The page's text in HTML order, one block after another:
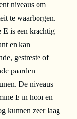
niveaus om
te waarborgen.
E is een krachtig
en kan
gestreste of
paarden
De niveaus
E in hooi en
kunnen zeer laag